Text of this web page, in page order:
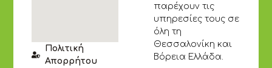
παρέχουν τις
υπηρεσίες τους σε
όλη τη
Θεσσαλονίκη και
Βόρεια Ελλάδα.
Πολιτική
Απορρήτου